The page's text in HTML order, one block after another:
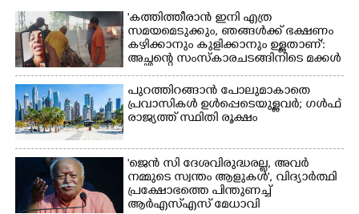
'കത്തിത്തീരാൻ ഇനി എത്ര
സമയമെടുക്കും, ഞങ്ങൾക്ക് ഭക്ഷണം
കഴിക്കാനും കുളിക്കാനും ഉള്ളതാണ്':
അച്ഛന്റെ സംസ്കാരചടങ്ങിനിടെ മക്കൾ
പുറത്തിറങ്ങാൻ പോലുമാകാതെ
പ്രവാസികൾ ഉൾപ്പെടെയുള്ളവർ; ഗൾഫ്
രാജ്യത്ത് സ്ഥിതി രൂക്ഷം
'ജെൻ സി ദേശവിരുദ്ധരല്ല, അവർ
നമ്മുടെ സ്വന്തം ആളുകൾ', വിദ്യാർത്ഥി
പ്രക്ഷോഭത്തെ പിന്തുണച്ച്
ആർഎസ്‌എസ് മേധാവി
Share this link
Copy Link